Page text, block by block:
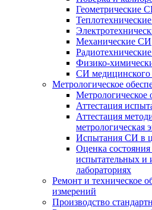
Геометрические
Механические СИ
Физико-
СИ медицинского
Метрологическое
Метрологическое
Аттестация
Аттестация
метрологическая
Испытания СИ в
Оценка
испытательных и
лабораториях
Ремонт и техническое
измерений
Производство